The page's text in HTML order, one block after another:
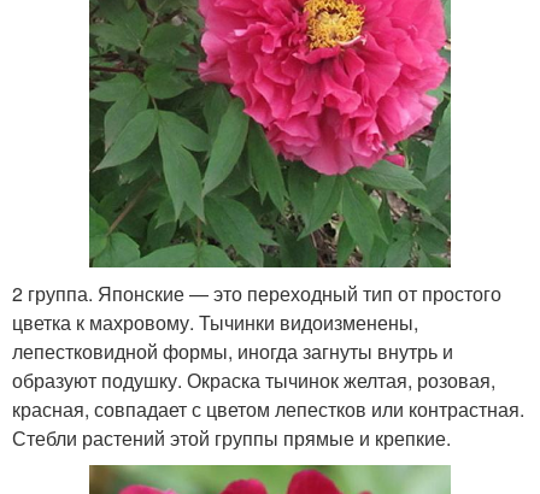
2 группа. Японские — это переходный тип от простого
цветка к махровому. Тычинки видоизменены,
лепестковидной формы, иногда загнуты внутрь и
образуют подушку. Окраска тычинок желтая, розовая,
красная, совпадает с цветом лепестков или контрастная.
Стебли растений этой группы прямые и крепкие.